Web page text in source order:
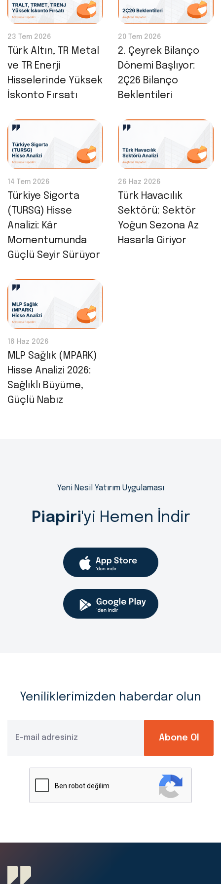
23 Tem 2026
Türk Altın, TR Metal
ve TR Enerji
Hisselerinde Yüksek
İskonto Fırsatı
20 Tem 2026
2. Çeyrek Bilanço
Dönemi Başlıyor:
2Ç26 Bilanço
Beklentileri
14 Tem 2026
Türkiye Sigorta
(TURSG) Hisse
Analizi: Kâr
Momentumunda
Güçlü Seyir Sürüyor
26 Haz 2026
Türk Havacılık
Sektörü: Sektör
Yoğun Sezona Az
Hasarla Giriyor
18 Haz 2026
MLP Sağlık (MPARK)
Hisse Analizi 2026:
Sağlıklı Büyüme,
Güçlü Nabız
Yeni Nesil Yatırım Uygulaması
Piapiri'yi Hemen İndir
Yeniliklerimizden haberdar olun
Abone Ol